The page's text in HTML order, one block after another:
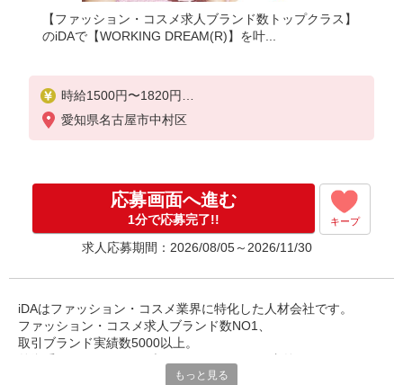
【ファッション・コスメ求人ブランド数トップクラス】
のiDAで【WORKING DREAM(R)】を叶...
時給1500円〜1820円
ご経験・ブランドにより決定 例：イソップ 5年以上
のコスメ経験者は1820円
愛知県名古屋市中村区
応募画面へ進む
1分で応募完了!! キープ
求人応募期間：2026/08/05～2026/11/30
iDAはファッション・コスメ業界に特化した人材会社です。
ファッション・コスメ求人ブランド数NO1、
取引ブランド実績数5000以上。
有名アパレルブランドでの様々なお仕事を御紹介しております
もっと見る